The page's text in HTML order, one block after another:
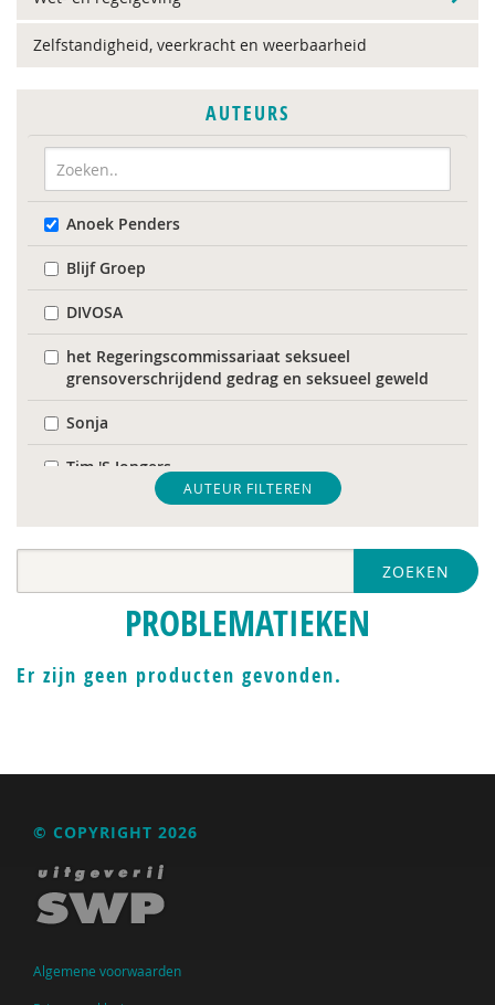
Zelfstandigheid, veerkracht en weerbaarheid
AUTEURS
Anoek Penders
Blijf Groep
DIVOSA
het Regeringscommissariaat seksueel
grensoverschrijdend gedrag en seksueel geweld
Sonja
Tim 'S Jongers
Catelijne Akkermans
Mariët an Rossum
Bob Austmann
Naima Azough
Corrie Baas
Maria Baltag
Ton Beekman
Charlotte Beenakker
AUTEUR FILTEREN
ZOEKEN
PROBLEMATIEKEN
Er zijn geen producten gevonden.
© COPYRIGHT 2026
Algemene voorwaarden